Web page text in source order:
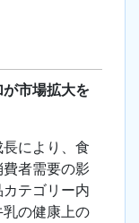
市場拡大を
により、食
者需要の影
テゴリー内
の健康上の